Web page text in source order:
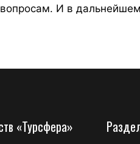
вопросам. И в
«Турсфера»